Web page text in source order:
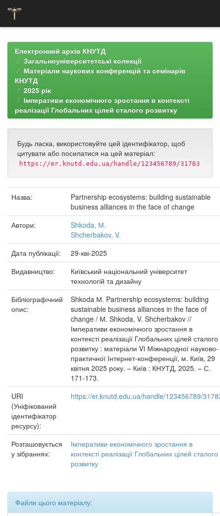
navigationЕлектронний архів КНУТД
Загальноуніверситетські колекції
Матеріали наукових конференцій та семінарів
КНУТД
2025 рік
Імперативи економічного зростання в контексті
реалізації Глобальних цілей сталого розвитку
Будь ласка, використовуйте цей ідентифікатор, щоб
цитувати або посилатися на цей матеріал:
https://er.knutd.edu.ua/handle/123456789/31783
Назва:
Partnership ecosystems: building sustainable
business alliances in the face of change
Автори:
Shkoda, М.
Shcherbakov, V.
Дата публікації:
29-кві-2025
Видавництво:
Київський національний університет
технологій та дизайну
Бібліографічний
опис:
Shkoda М. Partnership ecosystems: building
sustainable business alliances in the face of
change / М. Shkoda, V. Shcherbakov //
Імперативи економічного зростання в
контексті реалізації Глобальних цілей сталого
розвитку : матеріали VІ Міжнародної науково-
практичної Інтернет-конференції, м. Київ, 29
квітня 2025 року. – Київ : КНУТД, 2025. – С.
171-173.
URI
(Уніфікований
ідентифікатор
ресурсу):
https://er.knutd.edu.ua/handle/123456789/
Розташовується
у зібраннях:
Імперативи економічного зростання в
контексті реалізації Глобальних цілей сталого
розвитку
Файли цього матеріалу: